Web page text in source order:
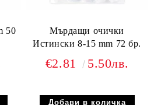
50
Мърдащи очички
Истински 8-15 mm 72 бр.
€2.81 5.50лв.